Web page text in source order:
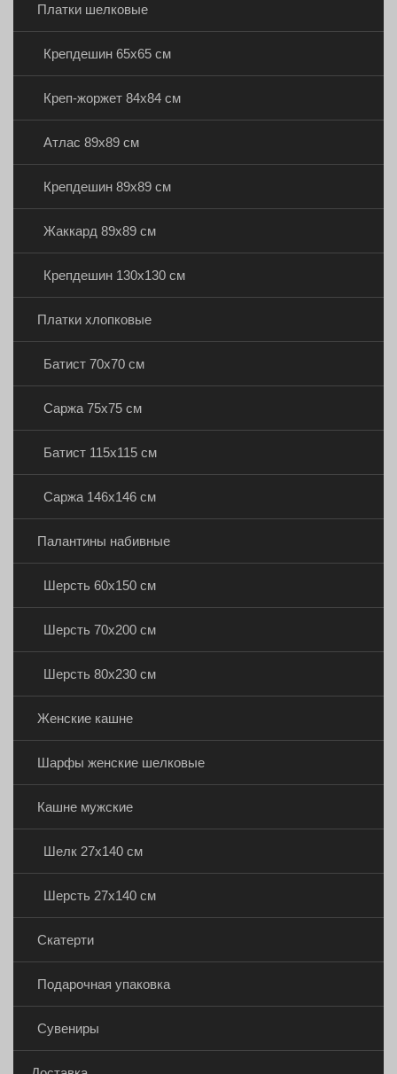
Платки шелковые
Крепдешин 65х65 см
Креп-жоржет 84х84 см
Атлас 89х89 см
Крепдешин 89х89 см
Жаккард 89х89 см
Крепдешин 130х130 см
Платки хлопковые
Батист 70х70 см
Саржа 75х75 см
Батист 115х115 см
Саржа 146х146 см
Палантины набивные
Шерсть 60х150 см
Шерсть 70х200 см
Шерсть 80х230 см
Женские кашне
Шарфы женские шелковые
Кашне мужские
Шелк 27х140 см
Шерсть 27х140 см
Скатерти
Подарочная упаковка
Сувениры